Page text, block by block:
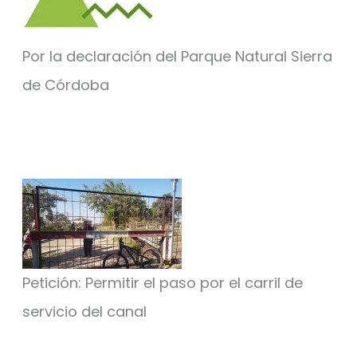
Por la declaración del Parque Natural Sierra
de Córdoba
Petición: Permitir el paso por el carril de
servicio del canal